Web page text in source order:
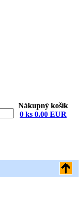
Nákupný košík
0 ks 0.00 EUR